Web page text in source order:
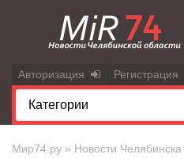
Авторизация Регистрация
Мир74.ру » Новости Челябинска